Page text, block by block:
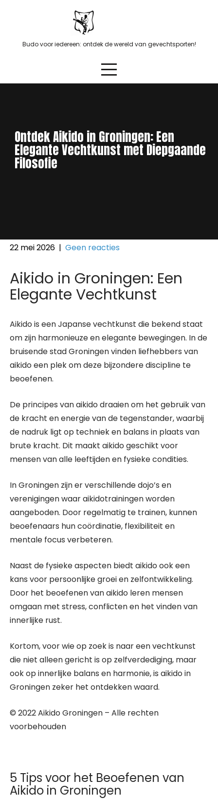
Budo voor iedereen: ontdek de wereld van gevechtsporten!
Ontdek Aikido in Groningen: Een
Elegante Vechtkunst met Diepgaande
Filosofie
22 mei 2026 | Geen reacties
Aikido in Groningen: Een
Elegante Vechtkunst
Aikido is een Japanse vechtkunst die bekend staat
om zijn harmonieuze en elegante bewegingen. In de
bruisende stad Groningen vinden liefhebbers van
aikido een plek om deze bijzondere discipline te
beoefenen.
De principes van aikido draaien om het gebruik van
de kracht en energie van de tegenstander, waarbij
de nadruk ligt op techniek en balans in plaats van
brute kracht. Dit maakt aikido geschikt voor
mensen van alle leeftijden en fysieke condities.
In Groningen zijn er verschillende dojo’s en
verenigingen waar aikidotrainingen worden
aangeboden. Door regelmatig te trainen, kunnen
beoefenaars hun coördinatie, flexibiliteit en
mentale focus verbeteren.
Naast de fysieke aspecten biedt aikido ook een
kans voor persoonlijke groei en zelfontwikkeling.
Door het beoefenen van aikido leren mensen
omgaan met stress, conflicten en het vinden van
innerlijke rust.
Kortom, voor wie op zoek is naar een vechtkunst
die niet alleen gericht is op zelfverdediging, maar
ook op innerlijke balans en harmonie, is aikido in
Groningen zeker het ontdekken waard.
© 2022 Aikido Groningen – Alle rechten
voorbehouden
5 Tips voor het Beoefenen van
Aikido in Groningen